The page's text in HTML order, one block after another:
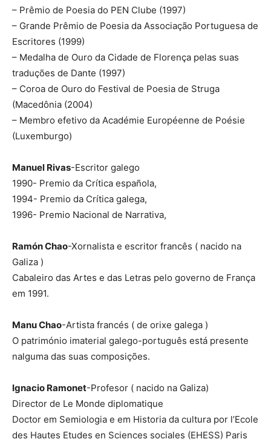
– Prêmio de Poesia do PEN Clube (1997)
– Grande Prêmio de Poesia da Associação Portuguesa de
Escritores (1999)
– Medalha de Ouro da Cidade de Florença pelas suas
traduções de Dante (1997)
– Coroa de Ouro do Festival de Poesia de Struga
(Macedônia (2004)
– Membro efetivo da Académie Européenne de Poésie
(Luxemburgo)
Manuel Rivas-Escritor galego
1990- Premio da Crítica española,
1994- Premio da Crítica galega,
1996- Premio Nacional de Narrativa,
Ramón Chao-Xornalista e escritor francês ( nacido na
Galiza )
Cabaleiro das Artes e das Letras pelo governo de França
em 1991.
Manu Chao-Artista francés ( de orixe galega )
O património imaterial galego-português está presente
nalguma das suas composições.
Ignacio Ramonet-Profesor ( nacido na Galiza)
Director de Le Monde diplomatique
Doctor em Semiologia e em Historia da cultura por l’Ecole
des Hautes Etudes en Sciences sociales (EHESS) Paris